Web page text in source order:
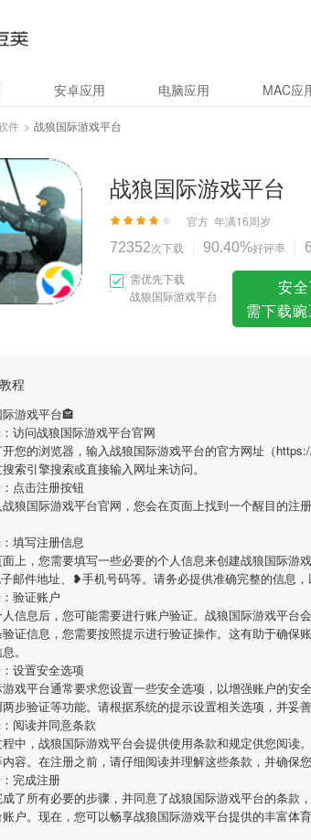
安卓应用 电脑应用 MAC应
件 > 战狼国际游戏平台
战狼国际游戏平台
官方 年满16周岁
72352次下载 90.40%好评率
需优先下载
战狼国际游戏平台
安
需下载
程
游戏平台🏤
访问战狼国际游戏平台官网
您的浏览器，输入战狼国际游戏平台的官方网址（
索引擎搜索或直接输入网址来访问。
点击注册按钮
狼国际游戏平台官网，您会在页面上找到一个醒目的注
填写注册信息
上，您需要填写一些必要的个人信息来创建战狼国际游
邮件地址、❥手机号码等。请务必提供准确完整的信息，
验证账户
信息后，您可能需要进行账户验证。战狼国际游戏平台
证信息，您需要按照提示进行验证操作。这有助于确保
。
设置安全选项
戏平台通常要求您设置一些安全选项，以增强账户的安
步验证等功能。请根据系统的提示设置相关选项，并妥
阅读并同意条款
中，战狼国际游戏平台会提供使用条款和规定供您阅读
容。在注册之前，请仔细阅读并理解这些条款，并确保您
完成注册
了所有必要的步骤，并同意了战狼国际游戏平台的条款
户。现在，您可以畅享战狼国际游戏平台提供的丰富体